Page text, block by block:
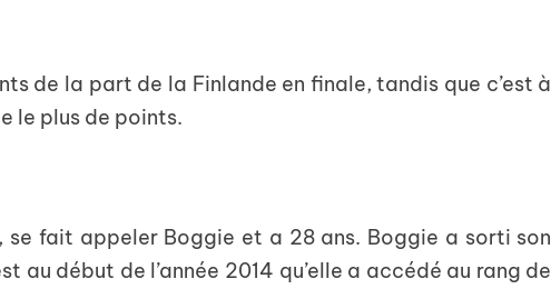
de la part de la Finlande en finale, tandis que c’est à
le plus de points.
se fait appeler Boggie et a 28 ans. Boggie a sorti son
au début de l’année 2014 qu’elle a accédé au rang de